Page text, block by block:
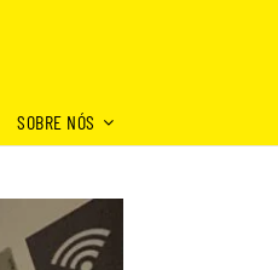
SOBRE NÓS